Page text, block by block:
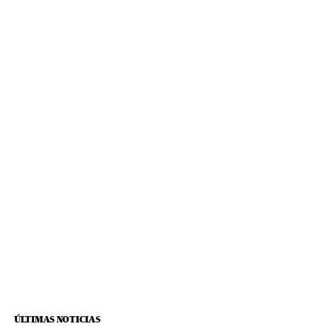
ÚLTIMAS NOTICIAS